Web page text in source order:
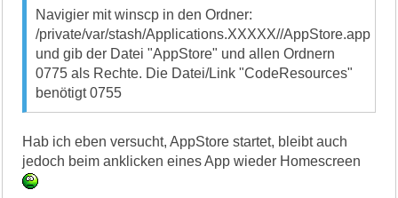
Navigier mit winscp in den Ordner:
/private/var/stash/Applications.XXXXX//AppStore.app
und gib der Datei "AppStore" und allen Ordnern
0775 als Rechte. Die Datei/Link "CodeResources"
benötigt 0755
Hab ich eben versucht, AppStore startet, bleibt auch
jedoch beim anklicken eines App wieder Homescreen